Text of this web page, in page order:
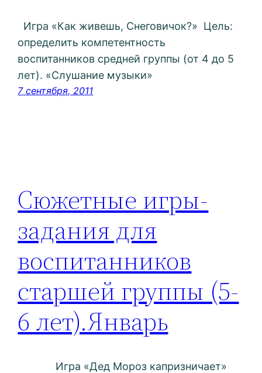
Игра «Как живешь, Снеговичок?» Цель:
определить компетентность
воспитанников средней группы (от 4 до 5
лет). «Слушание музыки»
7 сентября, 2011
Сюжетные игры-
задания для
воспитанников
старшей группы (5-
6 лет).Январь
Игра «Дед Мороз капризничает»